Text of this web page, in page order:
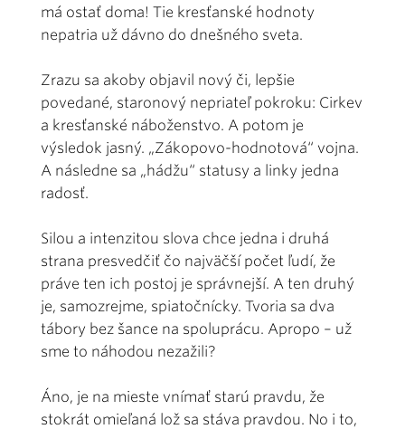
má ostať doma! Tie kresťanské hodnoty
nepatria už dávno do dnešného sveta.
Zrazu sa akoby objavil nový či, lepšie
povedané, staronový nepriateľ pokroku: Cirkev
a kresťanské náboženstvo. A potom je
výsledok jasný. „Zákopovo-hodnotová“ vojna.
A následne sa „hádžu“ statusy a linky jedna
radosť.
Silou a intenzitou slova chce jedna i druhá
strana presvedčiť čo najväčší počet ľudí, že
práve ten ich postoj je správnejší. A ten druhý
je, samozrejme, spiatočnícky. Tvoria sa dva
tábory bez šance na spoluprácu. Apropo – už
sme to náhodou nezažili?
Áno, je na mieste vnímať starú pravdu, že
stokrát omieľaná lož sa stáva pravdou. No i to,